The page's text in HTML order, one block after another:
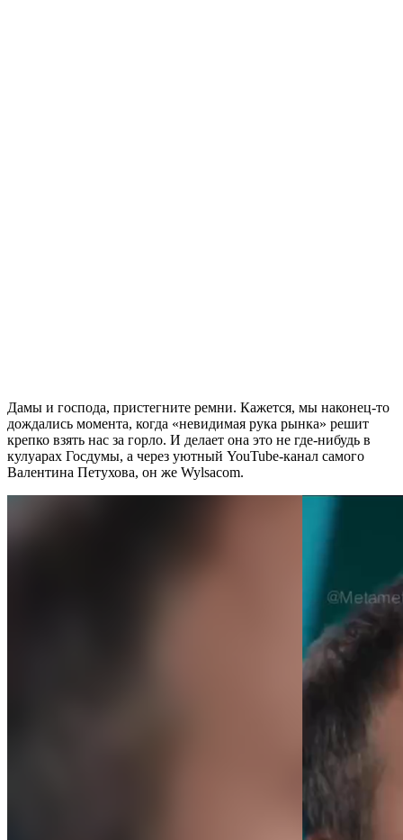
Дамы и господа, пристегните ремни. Кажется, мы наконец-то
дождались момента, когда «невидимая рука рынка» решит
крепко взять нас за горло. И делает она это не где-нибудь в
кулуарах Госдумы, а через уютный YouTube-канал самого
Валентина Петухова, он же Wylsacom.